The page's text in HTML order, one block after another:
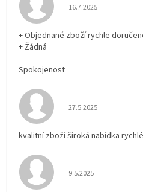
Hodnocení obchodu
16.7.2025
+ Objednané zboží rychle
+ Žádná
Spokojenost
Hodnocení obchodu
27.5.2025
kvalitní zboží široká nabídka
Hodnocení obchodu
9.5.2025